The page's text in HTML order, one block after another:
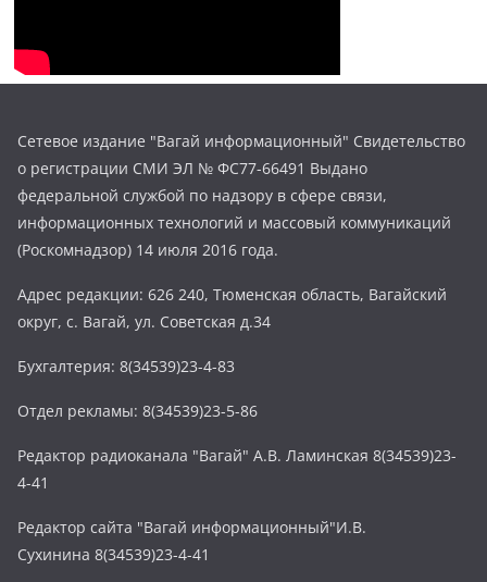
Сетевое издание "Вагай информационный" Свидетельство
о регистрации СМИ ЭЛ № ФС77-66491 Выдано
федеральной службой по надзору в сфере связи,
информационных технологий и массовый коммуникаций
(Роскомнадзор) 14 июля 2016 года.
Адрес редакции: 626 240, Тюменская область, Вагайский
округ, с. Вагай, ул. Советская д.34
Бухгалтерия: 8(34539)23-4-83
Отдел рекламы: 8(34539)23-5-86
Редактор радиоканала "Вагай" А.В. Ламинская 8(34539)23-
4-41
Редактор сайта "Вагай информационный"И.В.
Сухинина 8(34539)23-4-41